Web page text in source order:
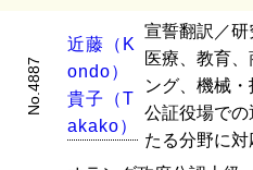
No.4887
近藤 （ K
ondo）
貴子 （T
a ka ko）
宣誓翻訳／研
医療、教育
ング、機械・
公証役場で
たる分野に対